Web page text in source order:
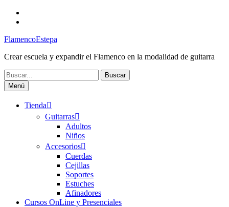
Saltar
FlamencoEstepa
Crear escuela y expandir el Flamenco en la modalidad de guitarra
Buscar:
Menú
Tienda
Guitarras
Adultos
Niños
Accesorios
Cuerdas
Cejillas
Soportes
Estuches
Afinadores
Cursos OnLine y Presenciales